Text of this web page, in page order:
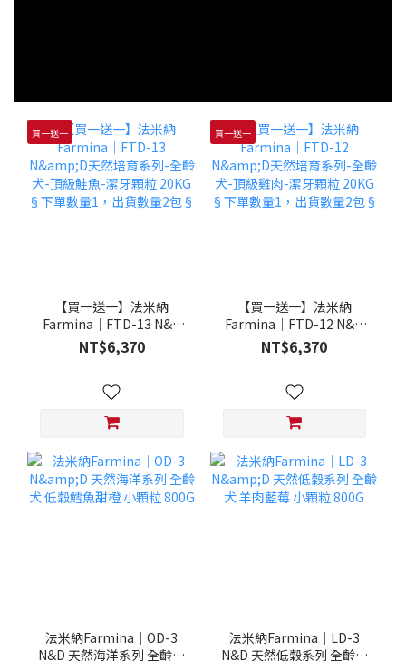
買一送一
【買一送一】法米納
Farmina｜FTD-13 N&D
天然培育系列-全齡犬-頂級
鮭魚-潔牙顆粒 20KG §下
NT$6,370
買一送一
【買一送一】法米納
Farmina｜FTD-12 N&D
天然培育系列-全齡犬-頂級
雞肉-潔牙顆粒 20KG §下
NT$6,370
法米納Farmina｜OD-3
N&D 天然海洋系列 全齡犬
法米納Farmina｜LD-3
N&D 天然低穀系列 全齡犬